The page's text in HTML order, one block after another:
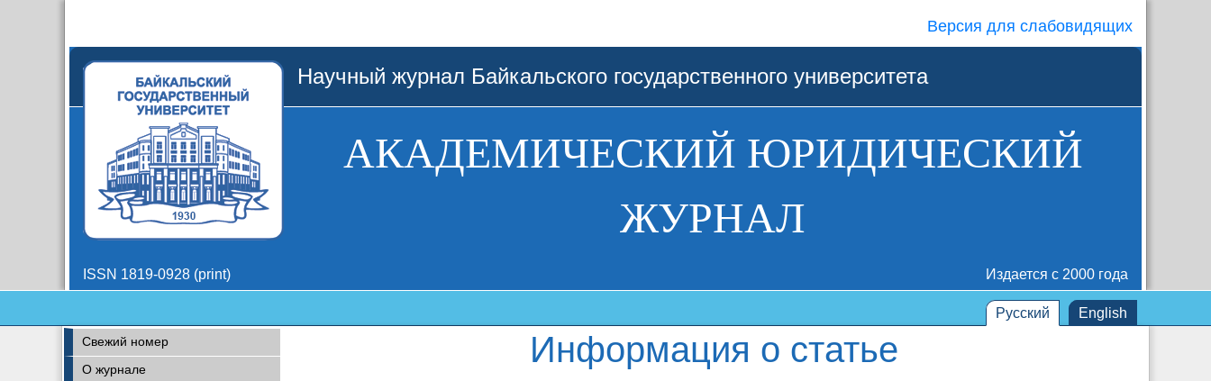
Версия для слабовидящих
Научный журнал Байкальского государственного университета
АКАДЕМИЧЕСКИЙ ЮРИДИЧЕСКИЙ
ЖУРНАЛ
ISSN 1819-0928 (print) Издается с 2000 года
Русский English
Свежий номер
О журнале
Информация о статье